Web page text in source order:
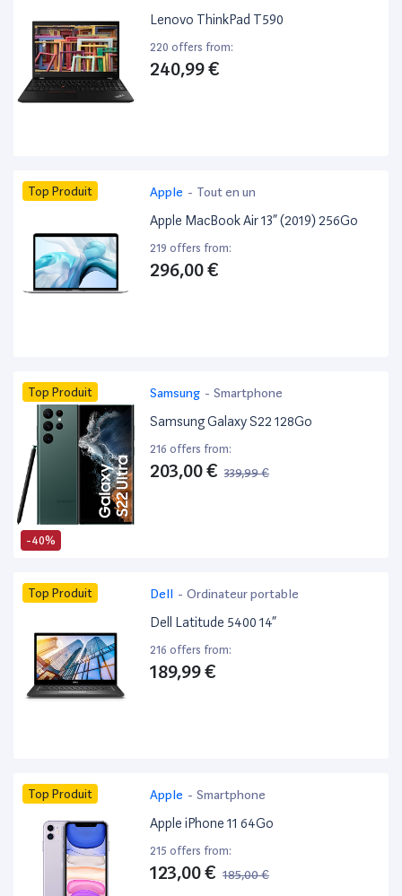
bureautique
Lenovo ThinkPad T590
220 offers from:
240,99 €
Top Produit Apple - Tout en un
Apple MacBook Air 13” (2019) 256Go
219 offers from:
296,00 €
-40%
Top Produit Samsung - Smartphone
Samsung Galaxy S22 128Go
216 offers from:
203,00 € 339,99 €
Top Produit Dell - Ordinateur portable
Dell Latitude 5400 14”
216 offers from:
189,99 €
Top Produit Apple - Smartphone
Apple iPhone 11 64Go
215 offers from:
123,00 € 185,00 €